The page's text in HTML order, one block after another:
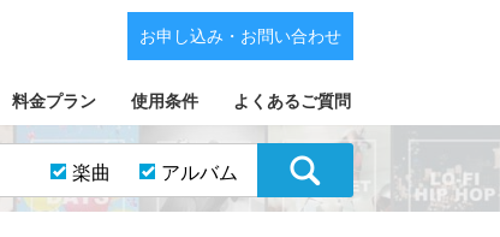
料金プラン 使用条件 よくあるご質問
お申し込み・お問い合わせ
楽曲 アルバム